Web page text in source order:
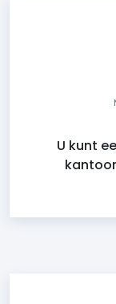
U kunt